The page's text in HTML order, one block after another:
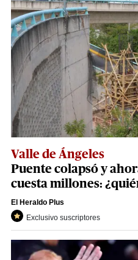
Valle de Ángeles
Puente colapsó y
cuesta millones:
El Heraldo Plus
Exclusivo suscriptores